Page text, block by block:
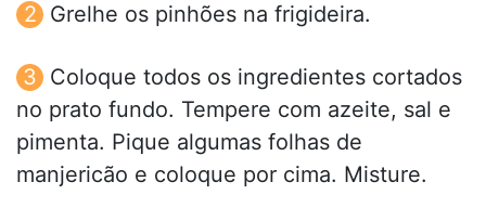
Grelhe os pinhões na frigideira.
Coloque todos os ingredientes cortados
no prato fundo. Tempere com azeite, sal e
pimenta. Pique algumas folhas de
manjericão e coloque por cima. Misture.